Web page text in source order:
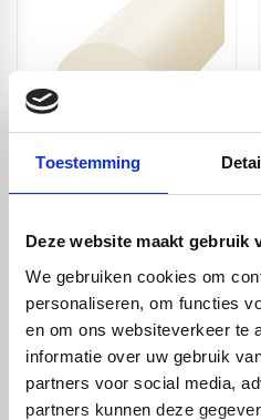
Toestemming
Deze website maakt gebruik
We gebruiken cookies om
personaliseren, om functies
en om ons websiteverkeer te
informatie over uw gebruik
partners voor social media,
partners kunnen deze
PA6 nylon naturel XT
volstaf - Ø8x1000mm
€ 1,20
check_circle Vanaf€ 750,-
check_circleKlanten geven Vos Kunststoffen